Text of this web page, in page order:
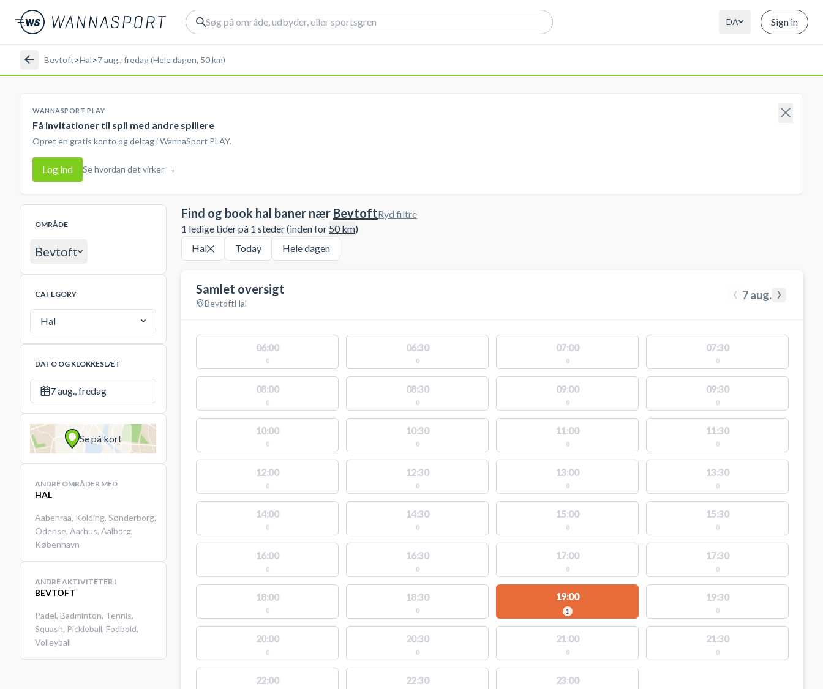
DA Sign in
Bevtoft>Hal>7 aug., fredag (Hele dagen, 50 km)
WANNASPORT PLAY
Få invitationer til spil med andre spillere
Opret en gratis konto og deltag i WannaSport PLAY.
Log ind Se hvordan det virker →
OMRÅDE
Bevtoft
CATEGORY
Hal
DATO OG KLOKKESLÆT
7 aug., fredag
Se på kort
ANDRE OMRÅDER MED
HAL
Aabenraa, Kolding, Sønderborg,
Odense, Aarhus, Aalborg,
København
ANDRE AKTIVITETER I
BEVTOFT
Padel, Badminton, Tennis,
Squash, Pickleball, Fodbold,
Volleyball
Find og book hal baner nær Bevtoft
1 ledige tider på 1 steder (inden for 50km)
Ryd filtre
Hal Today Hele dagen
Samlet oversigt
BevtoftHal ‹ 7 aug. ›
06:00
0
06:30
0
07:00
0
07:30
0
08:00
0
08:30
0
09:00
0
09:30
0
10:00
0
10:30
0
11:00
0
11:30
0
12:00
0
12:30
0
13:00
0
13:30
0
14:00
0
14:30
0
15:00
0
15:30
0
16:00
0
16:30
0
17:00
0
17:30
0
18:00
0
18:30
0
19:00
1
19:30
0
20:00
0
20:30
0
21:00
0
21:30
0
22:00 22:30 23:00